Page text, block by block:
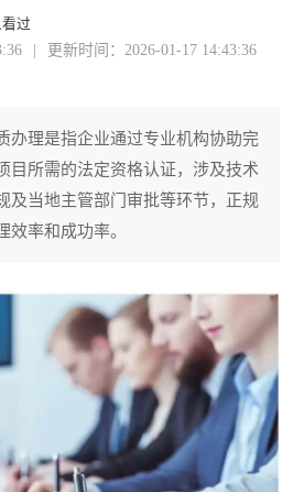
看过
更新时间：2026-01-17 14:43:36
办理是指企业通过专业机构协助完
目所需的法定资格认证，涉及技术
及当地主管部门审批等环节，正规
效率和成功率。